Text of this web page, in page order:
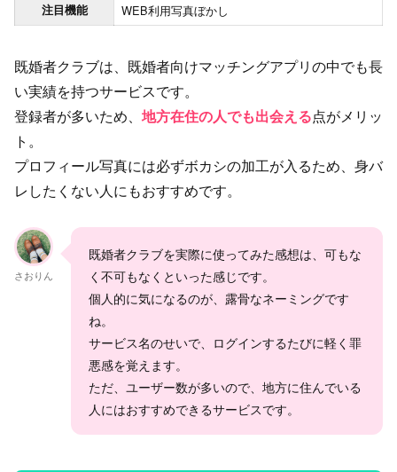
注目機能 WEB利用写真ぼかし
既婚者クラブは、既婚者向けマッチングアプリの中でも長
い実績を持つサービスです。
登録者が多いため、 地方在住の人でも出会える点がメリッ
ト。
プロフィール写真には必ずボカシの加工が入るため、身バ
レしたくない人にもおすすめです。
さおりん
既婚者クラブを実際に使ってみた感想は、可もな
く不可もなくといった感じです。
個人的に気になるのが、露骨なネーミングです
ね。
サービス名のせいで、ログインするたびに軽く罪
悪感を覚えます。
ただ、ユーザー数が多いので、地方に住んでいる
人にはおすすめできるサービスです。